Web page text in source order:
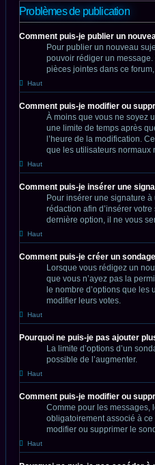
Problèmes de publication
Comment puis-je publier un
Pour publier un nouveau
pouvoir rédiger un
pièces jointes dans ce
Haut
Comment puis-je modifier ou
À moins que vous ne soyez
une limite de temps après
l’heure de la modification.
que les utilisateurs normaux
Haut
Comment puis-je insérer une
Pour insérer une signature
rédaction afin d’insérer
dernière option, il ne vous
Haut
Comment puis-je créer un
Lorsque vous rédigez un
que vous n’ayez pas la
le nombre d’options que les
modifier leurs votes.
Haut
Pourquoi ne puis-je pas ajouter
La limite d’options d’un
possible de l’augmenter.
Haut
Comment puis-je modifier ou
Comme pour les messages,
obligatoirement associé à
modifier ou supprimer le
Haut